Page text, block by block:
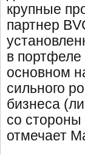
крупные
партнер
в портфеле
основном
сильного
бизнеса
со
отмечает